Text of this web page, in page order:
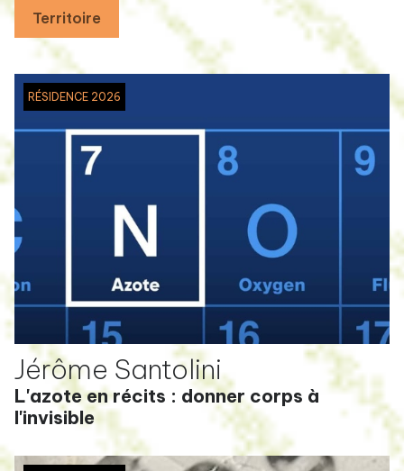
Territoire
RÉSIDENCE 2026
Jérôme Santolini
L'azote en récits : donner corps à
l'invisible